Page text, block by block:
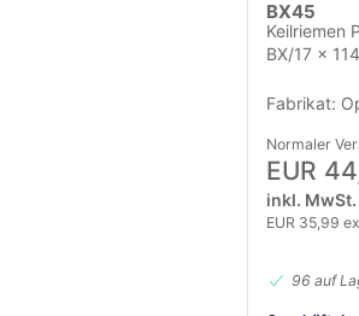
BX45
Keilriemen
BX/17 x
Fabrikat:
Normaler
EUR
inkl. MwSt.
EUR 35,99
96 auf